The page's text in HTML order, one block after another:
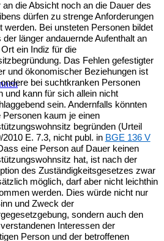
an die Absicht noch an die Dauer des
dürfen zu strenge Anforderungen
werden. Bei unsteten Personen bildet
der länger andauernde Aufenthalt an
ein Indiz für die
Das Fehlen gefestigter
und ökonomischer Beziehungen ist
bei suchtkranken Personen
und kann für sich allein nicht
sein. Andernfalls könnten
Personen kaum je einen
begründen (Urteil
2010 E. 7.3, nicht publ. in BGE 136 V
eine Person auf Dauer keinen
hat, ist nach der
des Zuständigkeitsgesetzes zwar
möglich, darf aber nicht leichthin
werden. Dies würde nicht nur
und Zweck der
sondern auch den
Interessen der
Person und der betroffenen